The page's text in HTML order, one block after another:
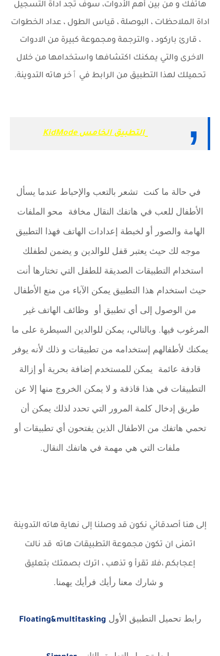
هاتفك و من بين أهم الأدوات، سوف تجد اداة التسجيل
اداة الملاحظات ، البوصلة ، قياس الطول ، عداد الخطوات
، قارئ باركود ، والترجمة ومجموعة كبيرة من الادوات
الاخرى والتي يمكنك اكتشافها واستخدامها من خلال
تحميلك لهذا التطبيق من الرابط في ٱخر هاته التدوينة.
التطبيق الخامس KidMode
في حالة ما كنت تشعر بالتعب والإحباط عندما يسأل
الأطفال للعب في هاتفك النقال مخافة محو الملفات
الهامة والصور أو لخبطة إعدادات الهاتف فهذا التطبيق
موجه لك حيث يعتبر قفل للوالدين و يضمن لطفلك
استخدام التطبيقات الصديقة للطفل التي تختارها أنت
حيث استخدام هذا التطبيق يمكن الآباء من منع الأطفال
من الوصول إلى أي تطبيق أو وظائف الهاتف غير
المرغوب فيها. وبالتالي، يمكن للوالدين السيطرة على ما
يمكنك لأطفالهم إستخدامه من تطبيقات و ذلك لأنه يوفر
قادفة عائمة يمكن للمستخدم إضافة بحرية أو إزالة
التطبيقات في هذا قاذفة و لا يمكن الخروج منها إلا عن
طريق إدخال كلمة المرور التي تحدد لذلك يمكن أن
تحمي هاتفك من الاطفال الذين يفتحون أي تطبيقات أو
ملفات التي هي مهمة في هاتفك النقال.
إلى هنا أصدقائي نكون قد وصلنا إلى نهاية هاته التدوينة
اتمنى ان تكون مجموعة التطبيقات هاته قد نالت
إعجابكم ،فلا تقرأ و تذهب ، اترك بصمتك بتعليق
و شارك معنا رأيك فرأيك يهمنا.
رابط تحميل التطبيق الأول Floating&multitasking